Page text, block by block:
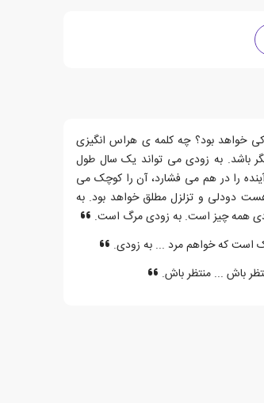
خواهد بود؟ چه کلمه ی هراس انگیزی
باشد. به زودی می تواند یک سال طول
را در هم می فشارد، آن را کوچک می
دودلی و تزلزل مطلق خواهد بود. به
همه چیز است. به زودی مرگ است.
است که خواهم مرد ... به زودی.
باش ... منتظر باش.